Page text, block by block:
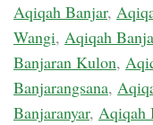
Aqiqah Banjar,
Wangi, Aqiqah
Banjaran Kulon,
Banjarangsana,
Banjaranyar, Aqiqah